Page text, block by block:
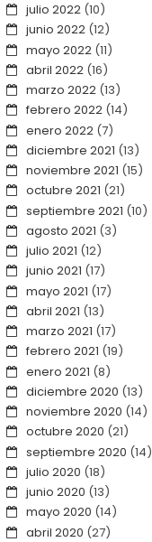
julio 2022(10)
junio 2022(12)
mayo 2022(11)
abril 2022(16)
marzo 2022(13)
febrero 2022(14)
enero 2022(7)
diciembre 2021 (13)
noviembre 2021 (15)
octubre 2021 (21)
septiembre 2021 (10)
agosto 2021 (3)
julio 2021 (12)
junio 2021 (17)
mayo 2021 (17)
abril 2021 (13)
marzo 2021 (17)
febrero 2021 (19)
enero 2021 (8)
diciembre 2020 (13)
noviembre 2020 (14)
octubre 2020 (21)
septiembre 2020 (14)
julio 2020 (18)
junio 2020 (13)
mayo 2020 (14)
abril 2020 (27)